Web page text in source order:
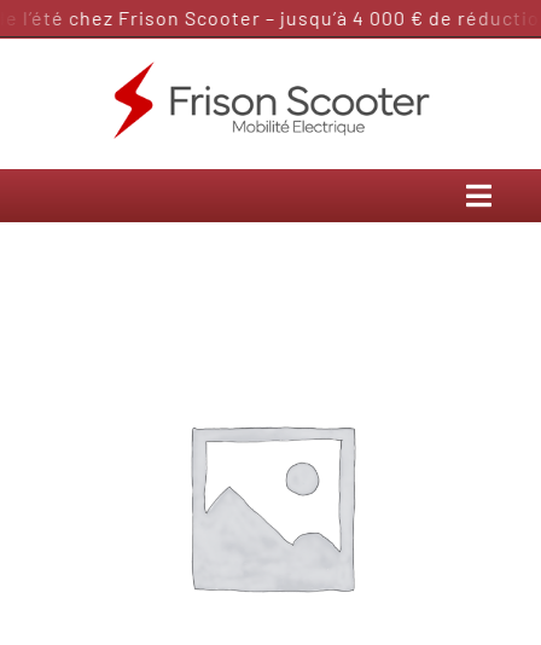
Passerchez Frison Scooter – jusqu’à 4 000 € de